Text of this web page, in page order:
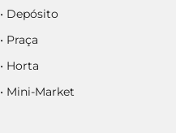
• Depósito
• Praça
• Horta
• Mini-Market